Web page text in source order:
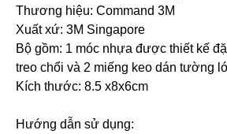
Thương hiệu: Command 3M
Xuất xứ: 3M Singapore
Bộ gồm: 1 móc nhựa được thiết kế
treo chổi và 2 miếng keo dán tường
Kích thước: 8.5 x8x6cm
Hướng dẫn sử dụng: